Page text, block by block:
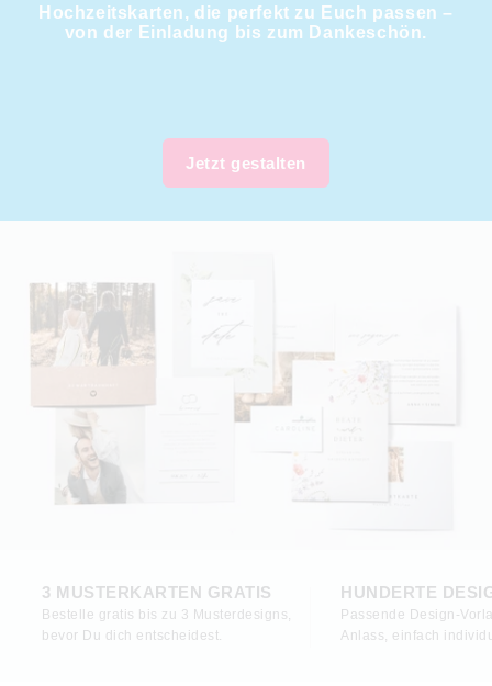
Hochzeitskarten, die perfekt zu Euch passen –
von der Einladung bis zum Dankeschön.
Jetzt gestalten
3 MUSTERKARTEN GRATIS
Bestelle gratis bis zu 3 Musterdesigns,
bevor Du dich entscheidest.
HUNDERTE
Passende Design-
Anlass, einfach